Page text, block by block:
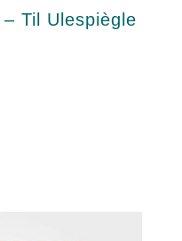
Til Ulespiègle